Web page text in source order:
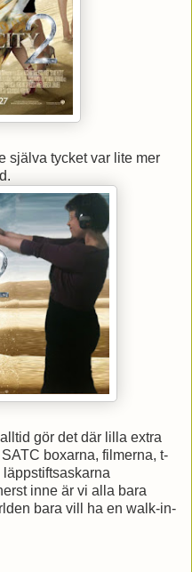
själva tycket var lite mer
gör det där lilla extra
boxarna, filmerna, t-
inne är vi alla bara
bara vill ha en walk-in-